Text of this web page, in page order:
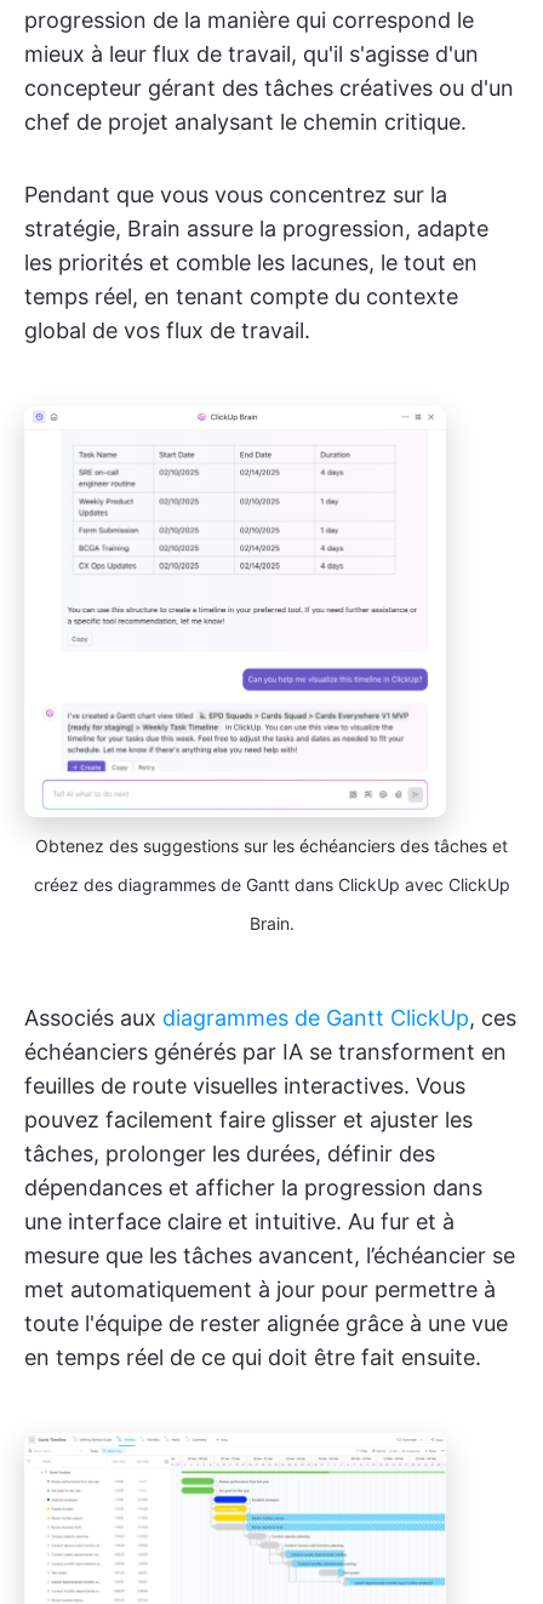
progression de la manière qui correspond le
mieux à leur flux de travail, qu'il s'agisse d'un
concepteur gérant des tâches créatives ou d'un
chef de projet analysant le chemin critique.
Pendant que vous vous concentrez sur la
stratégie, Brain assure la progression, adapte
les priorités et comble les lacunes, le tout en
temps réel, en tenant compte du contexte
global de vos flux de travail.
Obtenez des suggestions sur les échéanciers des tâches et
créez des diagrammes de Gantt dans ClickUp avec ClickUp
Brain.
Associés aux diagrammes de Gantt ClickUp, ces
échéanciers générés par IA se transforment en
feuilles de route visuelles interactives. Vous
pouvez facilement faire glisser et ajuster les
tâches, prolonger les durées, définir des
dépendances et afficher la progression dans
une interface claire et intuitive. Au fur et à
mesure que les tâches avancent, l’échéancier se
met automatiquement à jour pour permettre à
toute l'équipe de rester alignée grâce à une vue
en temps réel de ce qui doit être fait ensuite.